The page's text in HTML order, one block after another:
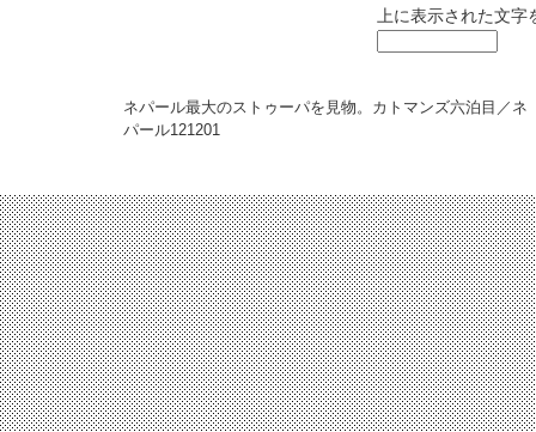
上に表示された文
ネパール最大のストゥーパを見物。カトマンズ六泊目／ネ
パール121201